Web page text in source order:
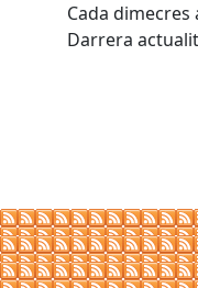
Cada dimecres
Darrera